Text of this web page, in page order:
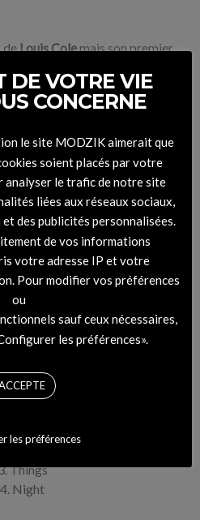
deLouis Colemais son premier
Brad Mehldaumais
joueur de clavierDennis
Ugly »)
tracklist :
Of The Night
(feat.Genevieve Artadi)
4. Phone
Brad Mehldau)
Less Hate
You Went Away
Times
(feat.
Things
Night
DE VOTRE VIE
CONCERNE
le site MODZIK aimerait que
soient placés par votre
le trafic de notre site
liées aux réseaux sociaux,
des publicités personnalisées.
de vos informations
votre adresse IP et votre
Pour modifier vos préférences
ou
sauf ceux nécessaires,
les préférences».
les préférences